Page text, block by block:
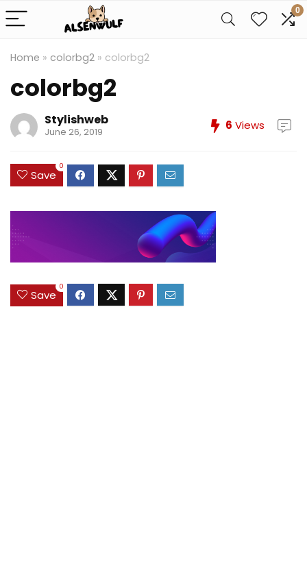
0
Home » colorbg2 » colorbg2
colorbg2
Stylishweb
June 26, 2019 6 Views
Save
0
Save
0